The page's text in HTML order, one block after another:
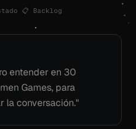
📋 Backlog
entender en 30
Games, para
la conversación."